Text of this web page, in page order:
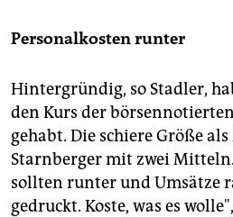
Personalkosten runter
Hintergründig, so Stadler,
den Kurs der
gehabt. Die schiere Größe
Starnberger mit zwei
sollten runter und Umsätze
gedruckt. Koste, was es